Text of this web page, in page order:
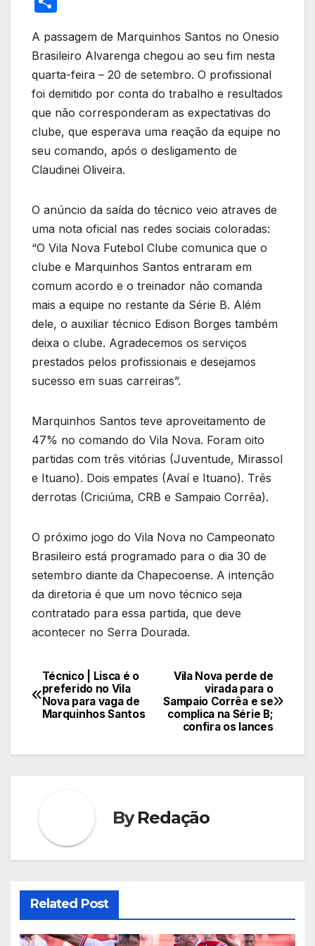
er e
b
o
o
k
s
A
p
p
gr
a
m
e
dI
n
e
st
ar
e
A passagem de Marquinhos Santos no Onesio
Brasileiro Alvarenga chegou ao seu fim nesta
quarta-feira – 20 de setembro. O profissional
foi demitido por conta do trabalho e resultados
que não corresponderam as expectativas do
clube, que esperava uma reação da equipe no
seu comando, após o desligamento de
Claudinei Oliveira.
O anúncio da saída do técnico veio atraves de
uma nota oficial nas redes sociais coloradas:
“O Vila Nova Futebol Clube comunica que o
clube e Marquinhos Santos entraram em
comum acordo e o treinador não comanda
mais a equipe no restante da Série B. Além
dele, o auxiliar técnico Edison Borges também
deixa o clube. Agradecemos os serviços
prestados pelos profissionais e desejamos
sucesso em suas carreiras”.
Marquinhos Santos teve aproveitamento de
47% no comando do Vila Nova. Foram oito
partidas com três vitórias (Juventude, Mirassol
e Ituano). Dois empates (Avaí e Ituano). Três
derrotas (Criciúma, CRB e Sampaio Corrêa).
O próximo jogo do Vila Nova no Campeonato
Brasileiro está programado para o dia 30 de
setembro diante da Chapecoense. A intenção
da diretoria é que um novo técnico seja
contratado para essa partida, que deve
acontecer no Serra Dourada.
Navegação
de
Vila Nova perde de
virada para o
Sampaio Corrêa e se
complica na Série B;
confira os lances
Técnico | Lisca é o
preferido no Vila
Nova para vaga de
Marquinhos Santos
ByRedação
Related Post